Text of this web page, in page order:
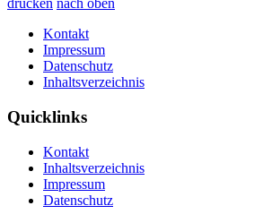
drucken nach oben
Kontakt
Impressum
Datenschutz
Inhaltsverzeichnis
Quicklinks
Kontakt
Inhaltsverzeichnis
Impressum
Datenschutz